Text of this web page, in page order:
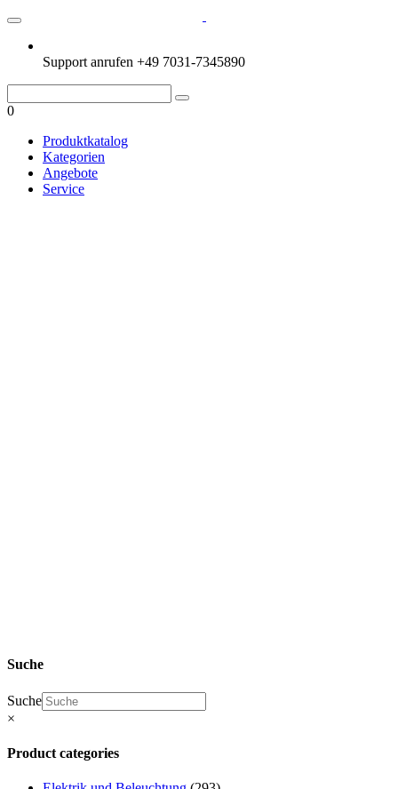
Support anrufen +49 7031-7345890
0
Produktkatalog
Kategorien
Angebote
Service
Suche
Suche
×
Product categories